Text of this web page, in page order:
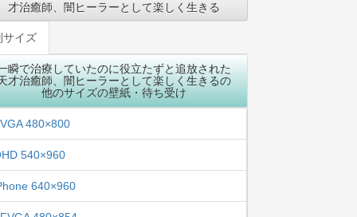
才治癒師、闇ヒーラーとして楽しく生きる
サイズ
瞬で治療していたのに役立たずと追放された
才治癒師、闇ヒーラーとして楽しく生きるの
他のサイズの壁紙・待ち受け
480×800
540×960
640×960